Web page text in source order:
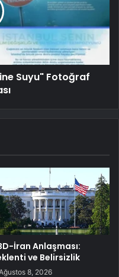
Suyu" Fotoğraf
İran Anlaşması:
ve Belirsizlik
8, 2026